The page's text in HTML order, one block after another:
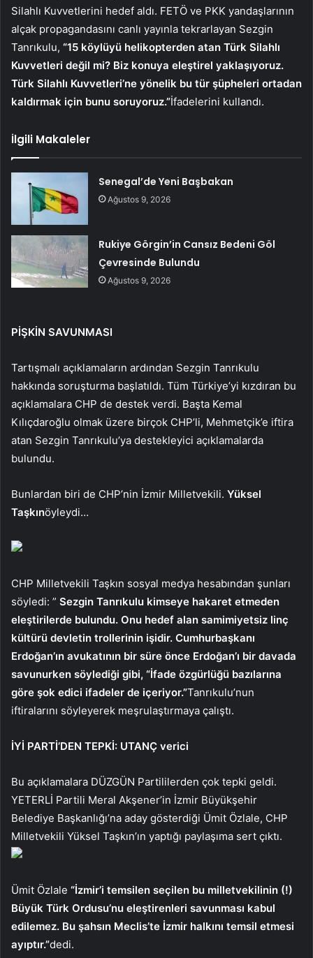
Silahlı Kuvvetlerini hedef aldı. FETÖ ve PKK yandaşlarının
alçak propagandasını canlı yayınla tekrarlayan Sezgin
Tanrıkulu, “15 köylüyü helikopterden atan Türk Silahlı
Kuvvetleri değil mi? Biz konuya eleştirel yaklaşıyoruz.
Türk Silahlı Kuvvetleri’ne yönelik bu tür şüpheleri ortadan
kaldırmak için bunu soruyoruz.”İfadelerini kullandı.
İlgili Makaleler
Senegal’de Yeni Başbakan
Ağustos 9, 2026
Rukiye Görgin’in Cansız Bedeni Göl
Çevresinde Bulundu
Ağustos 9, 2026
PİŞKİN SAVUNMASI
Tartışmalı açıklamaların ardından Sezgin Tanrıkulu
hakkında soruşturma başlatıldı. Tüm Türkiye’yi kızdıran bu
açıklamalara CHP de destek verdi. Başta Kemal
Kılıçdaroğlu olmak üzere birçok CHP’li, Mehmetçik’e iftira
atan Sezgin Tanrıkulu’ya destekleyici açıklamalarda
bulundu.
Bunlardan biri de CHP’nin İzmir Milletvekili. Yüksel
Taşkınöyleydi…
CHP Milletvekili Taşkın sosyal medya hesabından şunları
söyledi: ” Sezgin Tanrıkulu kimseye hakaret etmeden
eleştirilerde bulundu. Onu hedef alan samimiyetsiz linç
kültürü devletin trollerinin işidir. Cumhurbaşkanı
Erdoğan’ın avukatının bir süre önce Erdoğan’ı bir davada
savunurken söylediği gibi, “İfade özgürlüğü bazılarına
göre şok edici ifadeler de içeriyor.”Tanrıkulu’nun
iftiralarını söyleyerek meşrulaştırmaya çalıştı.
İYİ PARTİ’DEN TEPKİ: UTANÇ verici
Bu açıklamalara DÜZGÜN Partililerden çok tepki geldi.
YETERLİ Partili Meral Akşener’in İzmir Büyükşehir
Belediye Başkanlığı’na aday gösterdiği Ümit Özlale, CHP
Milletvekili Yüksel Taşkın’ın yaptığı paylaşıma sert çıktı.
Ümit Özlale “İzmir’i temsilen seçilen bu milletvekilinin (!)
Büyük Türk Ordusu’nu eleştirenleri savunması kabul
edilemez. Bu şahsın Meclis’te İzmir halkını temsil etmesi
ayıptır.”dedi.